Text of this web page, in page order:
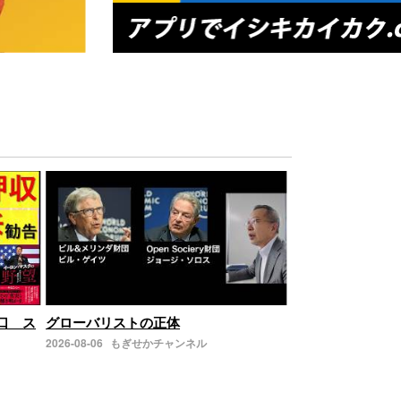
ス グローバリストの正体
2026-08-06 もぎせかチャンネル